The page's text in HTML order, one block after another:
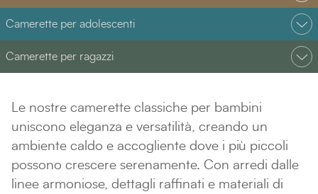
Camerette per adolescenti
Camerette per ragazzi
Le nostre camerette classiche per bambini
uniscono eleganza e versatilità, creando un
ambiente caldo e accogliente dove i più piccoli
possono crescere serenamente. Con arredi dalle
linee armoniose, dettagli raffinati e materiali di